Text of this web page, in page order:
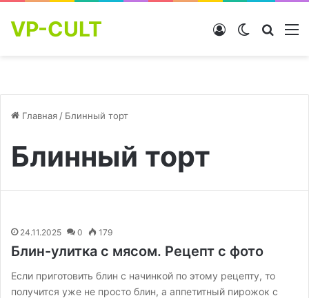
VP-CULT Switch skin
Войти
Главная / Блинный торт
Блинный торт
24.11.2025 0 179
Блин-улитка с мясом. Рецепт с фото
Если приготовить блин с начинкой по этому рецепту, то
получится уже не просто блин, а аппетитный пирожок с